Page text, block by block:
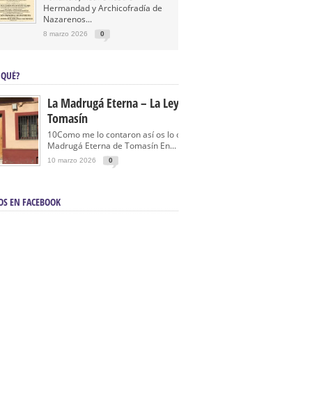
Hermandad y Archicofradía de
Nazarenos...
8 marzo 2026 0
La Madrugá Eterna – La Leyenda De
Tomasín
10Como me lo contaron así os lo cuento… La
Madrugá Eterna de Tomasín En...
10 marzo 2026 0
EN FACEBOOK